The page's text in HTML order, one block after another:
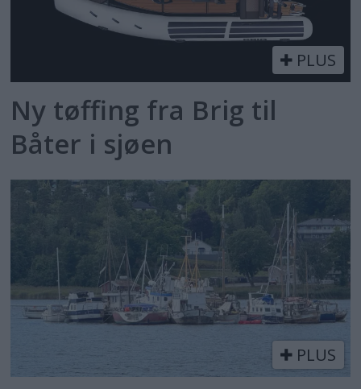
PLUS
Ny tøffing fra Brig til
Båter i sjøen
PLUS